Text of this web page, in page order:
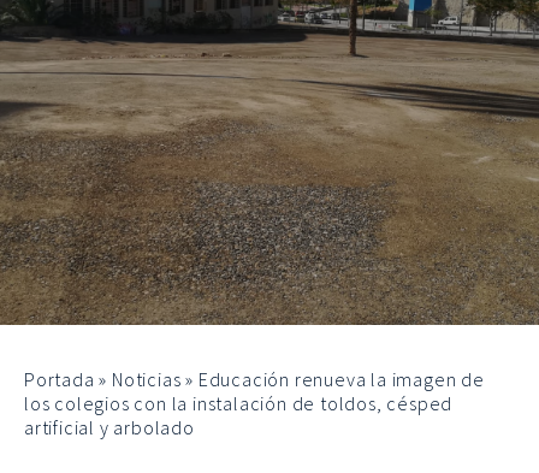
Portada » Noticias » Educación renueva la imagen de
los colegios con la instalación de toldos, césped
artificial y arbolado